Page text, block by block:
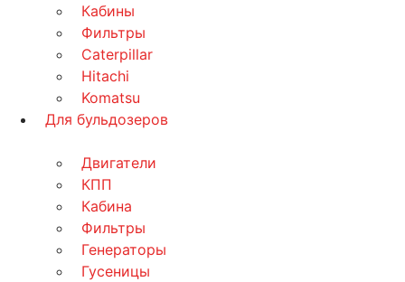
Кабины
Фильтры
Caterpillar
Hitachi
Komatsu
Для бульдозеров
Двигатели
КПП
Кабина
Фильтры
Генераторы
Гусеницы